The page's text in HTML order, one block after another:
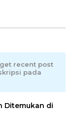
recent post
pada
Ditemukan di